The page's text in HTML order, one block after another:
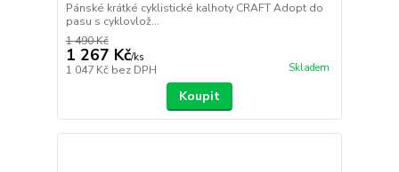
Pánské krátké cyklistické kalhoty CRAFT Adopt do
pasu s cyklovlož...
1 490 Kč
1 267 Kč/ks
1 047 Kč bez DPH Skladem
Koupit